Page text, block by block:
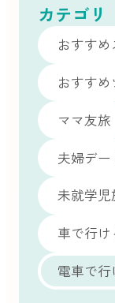
カテゴリ
おすすめ
おすすめ
ママ友旅
夫婦デー
未就学児
車で行け
電車で行